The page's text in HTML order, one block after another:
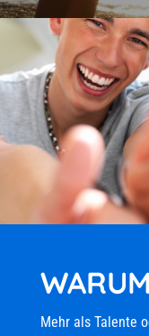
Mehr als Talente